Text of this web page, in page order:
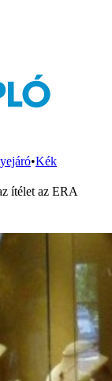
•Kék
ítélet az ERA